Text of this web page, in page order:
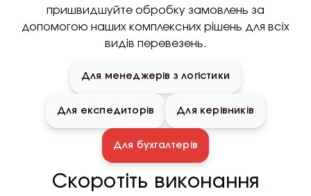
пришвидшуйте обробку замовлень за
допомогою наших комплексних рішень для всіх
видів перевезень.
Для менеджерів з логістики
Для експедиторів Для керівників
Для бухгалтерів
Скоротіть виконання